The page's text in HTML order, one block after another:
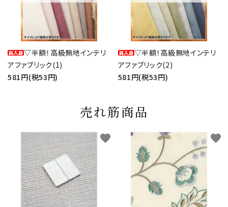
▽半額！高級無地インテリ
アファブリック(1)
581円(税53円)
▽半額！高級無地インテリ
アファブリック(2)
581円(税53円)
売れ筋商品
favorite favorite